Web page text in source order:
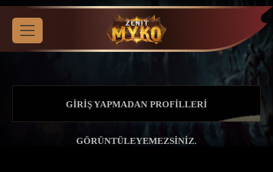
GIRIŞ YAPMADAN PROFILLERI
GÖRÜNTÜLEYEMEZSINIZ.